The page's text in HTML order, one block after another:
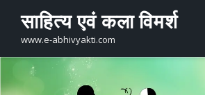
content
साहित्य एवं कला विमर्श
www.e-abhivyakti.com